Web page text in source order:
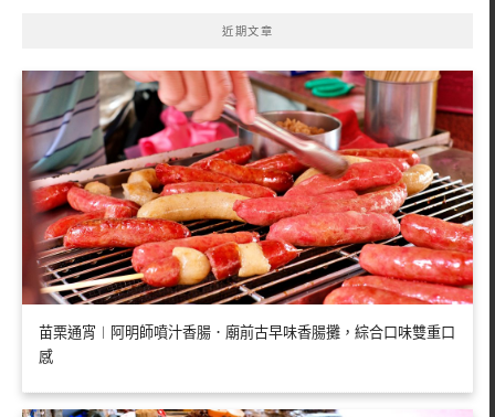
近期文章
苗栗通宵︱阿明師噴汁香腸．廟前古早味香腸攤，綜合口味雙重口
感